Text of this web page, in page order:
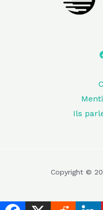
Ils
Copyright ©